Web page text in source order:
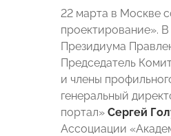
22 марта в Москве
проектирование».
Президиума
Председатель
и члены
генеральный
портал» Сергей
Ассоциации